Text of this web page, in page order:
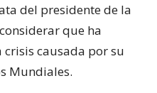
del presidente de la
que ha
causada por su
Mundiales.